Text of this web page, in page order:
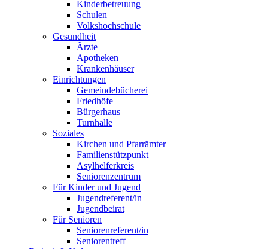
Kinderbetreuung
Schulen
Volkshochschule
Gesundheit
Ärzte
Apotheken
Krankenhäuser
Einrichtungen
Gemeindebücherei
Friedhöfe
Bürgerhaus
Turnhalle
Soziales
Kirchen und Pfarrämter
Familienstützpunkt
Asylhelferkreis
Seniorenzentrum
Für Kinder und Jugend
Jugendreferent/in
Jugendbeirat
Für Senioren
Seniorenreferent/in
Seniorentreff